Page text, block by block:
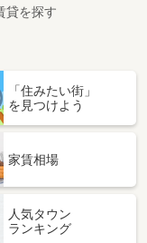
６
貸を探す
「住みたい街」
を見つけよう
家賃相場
人気タウン
ランキング